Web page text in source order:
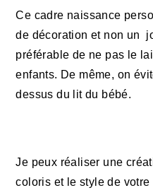
Ce cadre naissance
de décoration et non un
préférable de ne pas le
enfants. De même, on
dessus du lit du bébé.
Je peux réaliser une
coloris et le style de votre